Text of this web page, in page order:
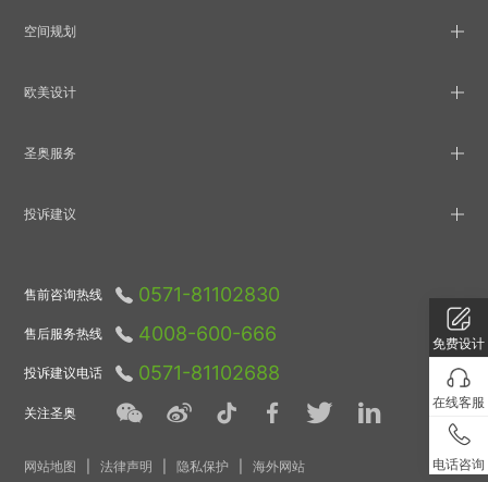
免费设计
在线客服
电话咨询
空间规划
欧美设计
圣奥服务
投诉建议
售前咨询热线 0571-81102830
售后服务热线 4008-600-666
投诉建议电话 0571-81102688
关注圣奥
网站地图 法律声明 隐私保护 海外网站